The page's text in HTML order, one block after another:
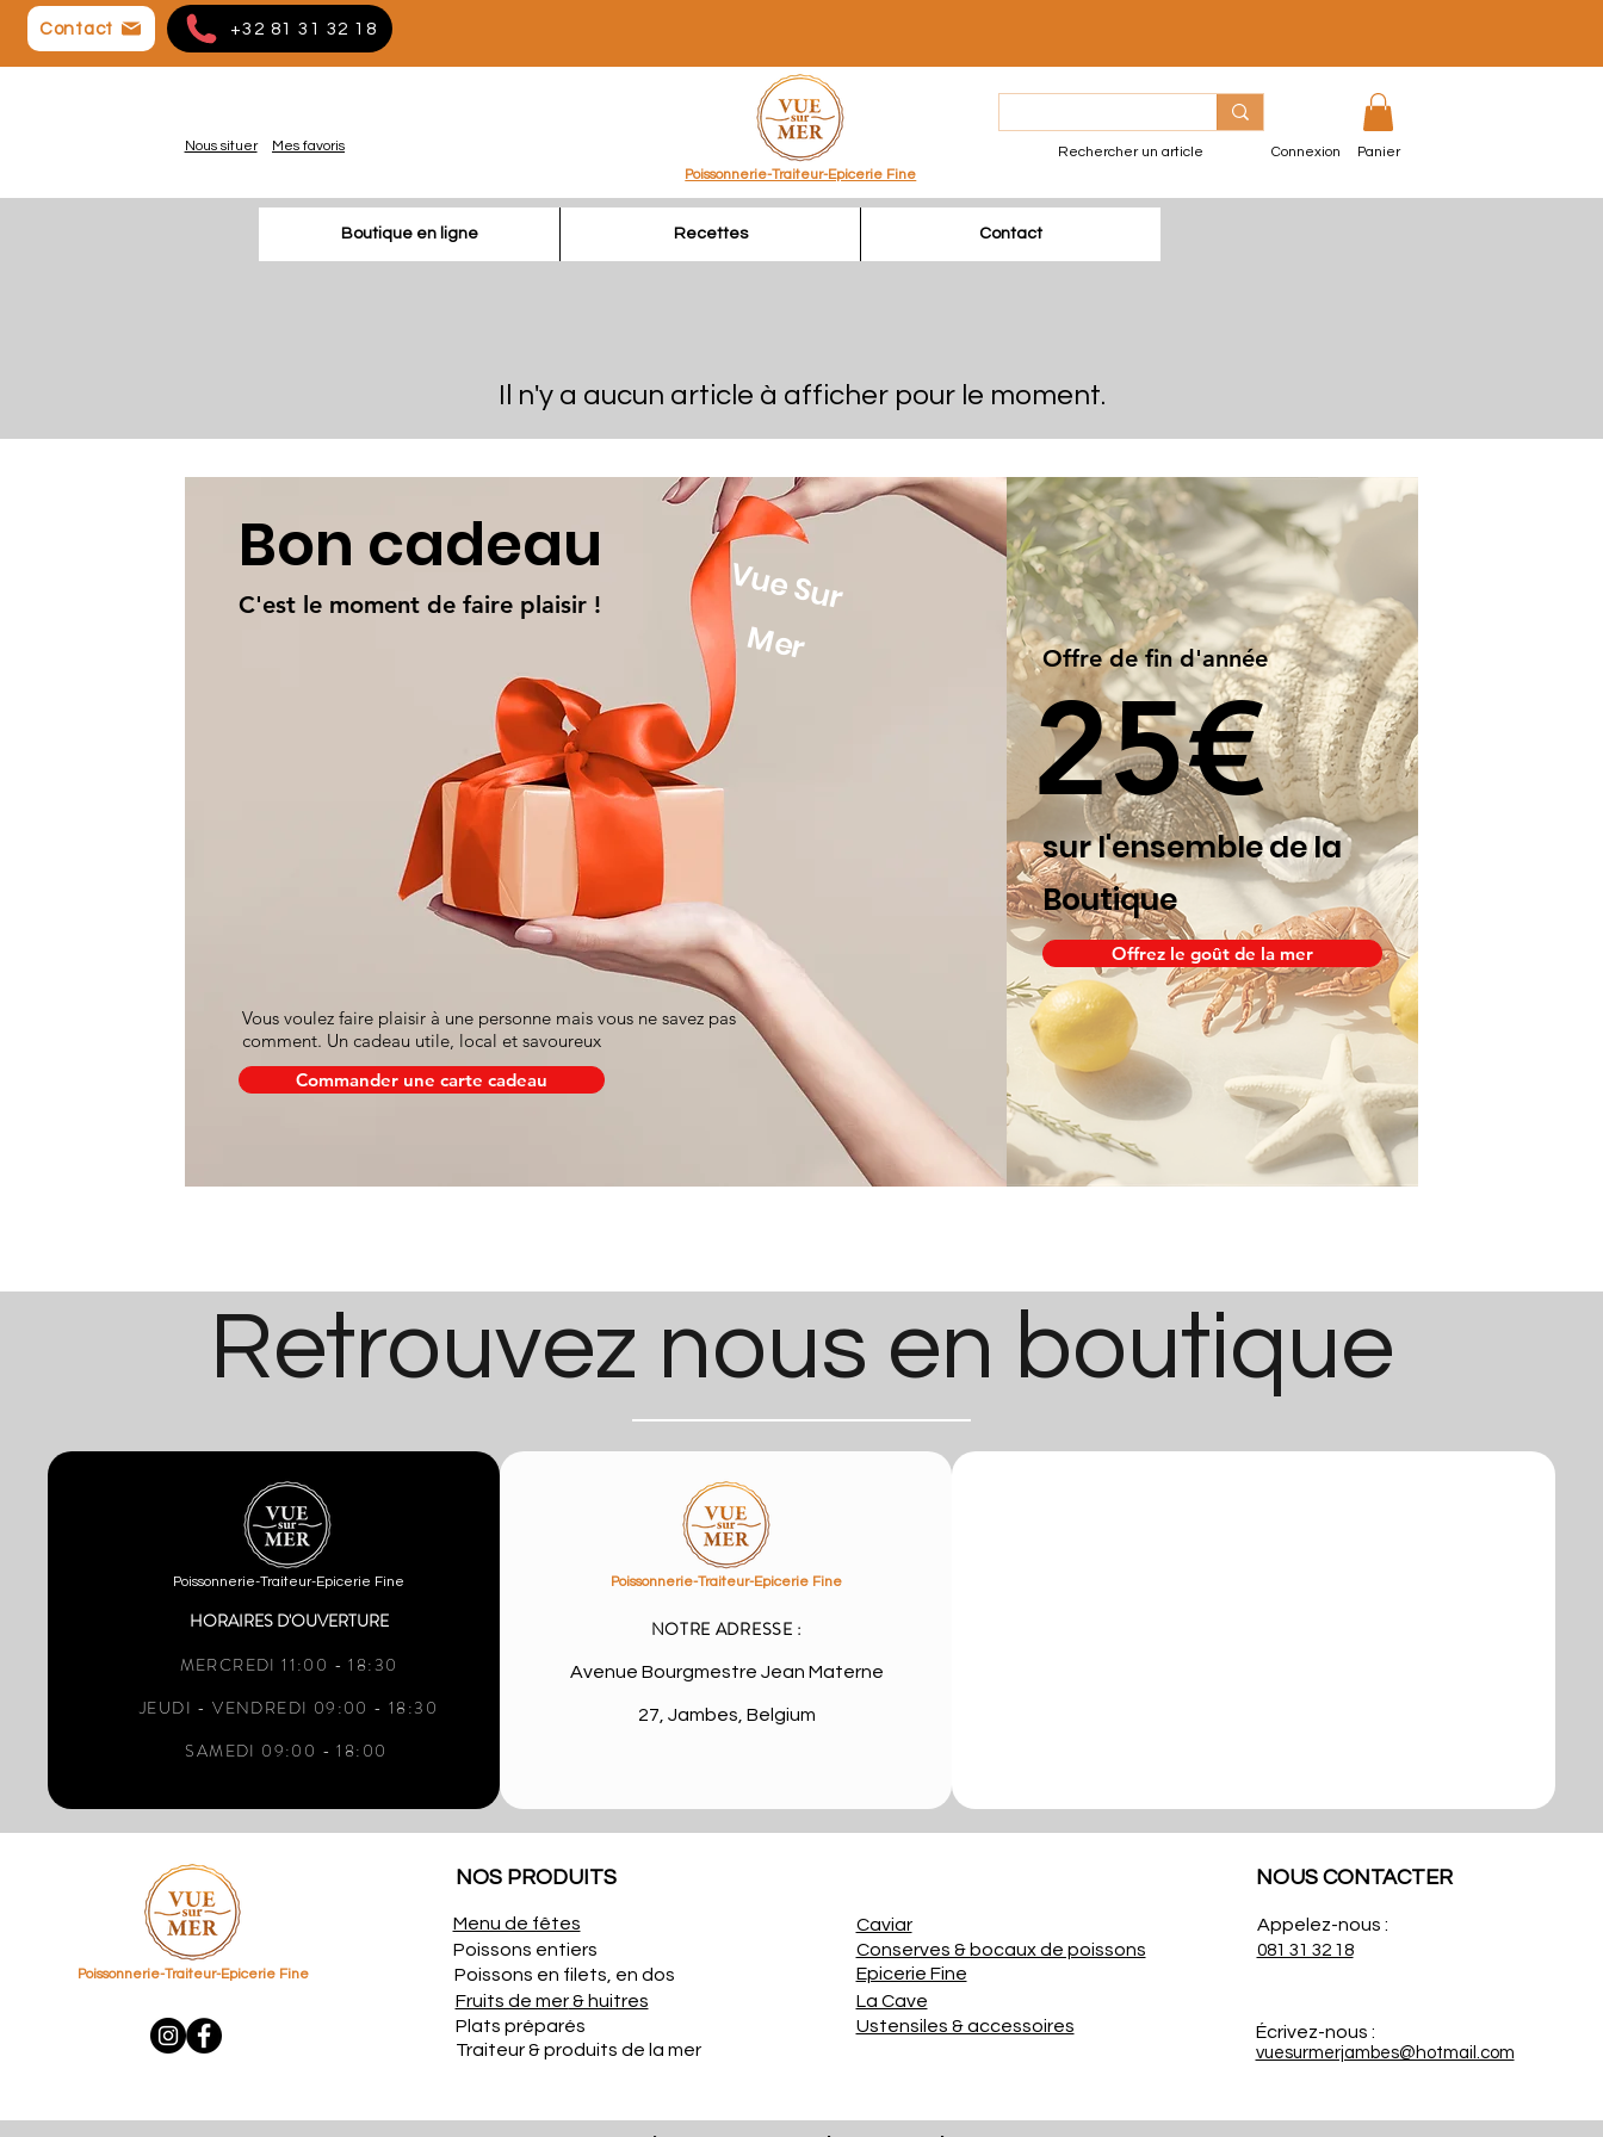
Contact +32 81 31 32 18
Nous situer
Mes favoris
Poissonnerie-Traiteur-Epicerie Fine
Rechercher un article Connexion Panier
Boutique en ligne Recettes Contact
Il n'y a aucun article à afficher pour le moment.
C'est le moment de faire plaisir ! Vue Sur
Mer
Bon cadeau
Vous voulez faire plaisir à une personne mais vous ne savez pas
comment. Un cadeau utile, local et savoureux
Commander une carte cadeau
Offre de fin d'année
25€
sur l'ensemble de la
Boutique
Offrez le goût de la mer
Retrouvez nous en boutique
Poissonnerie-Traiteur-Epicerie Fine
HORAIRES D'OUVERTURE
MERCREDI 11:00 - 18:30
JEUDI - VENDREDI 09:00 - 18:30
SAMEDI 09:00 - 18:00
Poissonnerie-Traiteur-Epicerie Fine
NOTRE ADRESSE :
Avenue Bourgmestre Jean Materne
27, Jambes, Belgium
Poissonnerie-Traiteur-Epicerie Fine
NOS PRODUITS
Menu de fêtes
Poissons entiers
Poissons en filets, en dos
Fruits de mer& huitres
Plats préparés
Traiteur & produits de la mer
Caviar
Conserves & bocaux de poissons
Epicerie Fine
La Cave
Ustensiles & accessoires
NOUS CONTACTER
Appelez-nous :
081 31 32 18
Écrivez-nous :
vuesurmerjambes@hotmail.com